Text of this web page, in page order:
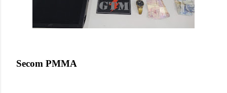
Secom PMMA